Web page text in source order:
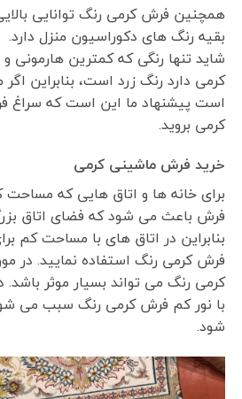
همچنین فرش کرمی رنگ توانایی
بقیه رنگ های دکوراسیون منزل دارد.
شاید تنها رنگی که کمترین هارمونی
کرمی دارد رنگ زرد است، بنابراین
است پیشنهاد ما این است که سراغ
کرمی بروید.
خرید فرش ماشینی کرمی
برای خانه ها و اتاق هایی که مساحت
فرش باعث می شود که فضای اتاق
بنابراین در اتاق های با مساحت کم
فرش کرمی رنگ استفاده نمایید. در
کرمی رنگ می تواند بسیار موثر
با نور کم فرش کرمی رنگ سبب می
شود.